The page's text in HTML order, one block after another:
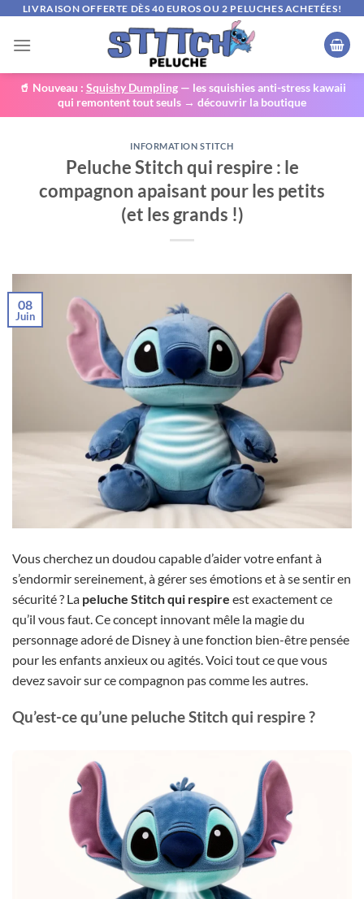
Passer
contenu
LIVRAISON OFFERTE DÈS 40 EUROS OU 2 PELUCHES ACHETÉES!
🥤 Nouveau : Squishy Dumpling— les squishies anti-stress kawaii
qui remontent tout seuls → découvrir la boutique
INFORMATION STITCH
Peluche Stitch qui respire : le
compagnon apaisant pour les petits
(et les grands !)
08
Juin
Vous cherchez un doudou capable d’aider votre enfant à
s’endormir sereinement, à gérer ses émotions et à se sentir en
sécurité ? La peluche Stitch qui respire est exactement ce
qu’il vous faut. Ce concept innovant mêle la magie du
personnage adoré de Disney à une fonction bien-être pensée
pour les enfants anxieux ou agités. Voici tout ce que vous
devez savoir sur ce compagnon pas comme les autres.
Qu’est-ce qu’une peluche Stitch qui respire ?